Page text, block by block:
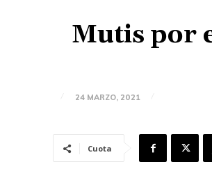
Mutis por
24 MARZO, 2021
Cuota